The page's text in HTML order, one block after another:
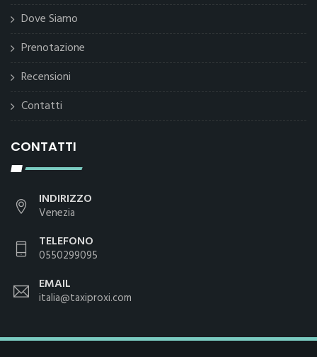
Dove Siamo
Prenotazione
Recensioni
Contatti
CONTATTI
INDIRIZZO
Venezia
TELEFONO
0550299095
EMAIL
italia@taxiproxi.com